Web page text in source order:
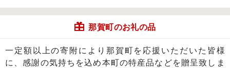
那賀町のお礼の品
一定額以上の寄附により那賀町を応援いただいた皆様
に、感謝の気持ちを込め本町の特産品などを贈呈致しま